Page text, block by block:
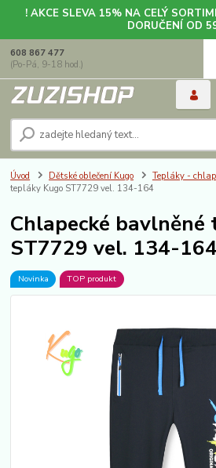
! AKCE SLEVA 15% NA CELÝ
DORUČENÍ OD
608 867 477
(Po-Pá, 9-18 hod.)
Úvod Dětské oblečení Kugo Tepláky -
tepláky Kugo ST7729 vel. 134-164
Chlapecké
ST7729 vel. 134-164
Novinka TOP produkt